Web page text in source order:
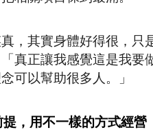
，其實身體好得很，只
真正讓我感覺這是我要
可以幫助很多人。」
提，用不一樣的方式經營